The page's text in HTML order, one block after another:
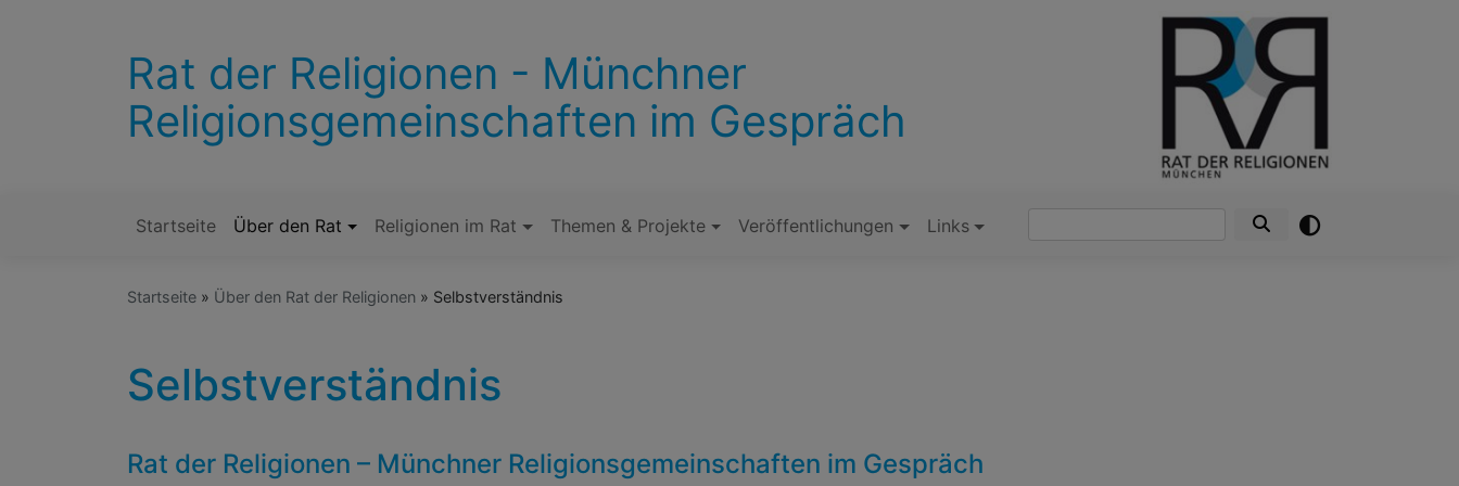
Rat der Religionen - Münchner
Religionsgemeinschaften im Gespräch
Hauptnavigation
Startseite Über den Rat Religionen im Rat Themen & Projekte Veröffentlichungen Links
Startseite Über den Rat der Religionen Selbstverständnis
Selbstverständnis
Rat der Religionen – Münchner Religionsgemeinschaften im Gespräch